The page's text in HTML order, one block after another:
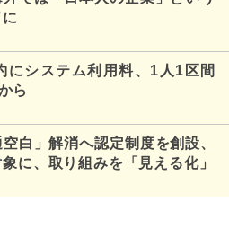
にシステム利用料、1人1区間
ら
白」解消へ認定制度を創設、
に、取り組みを「見える化」